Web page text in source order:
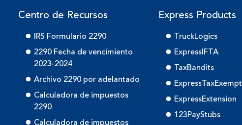
Centro de Recursos
IRS Formulario 2290
2290 Fecha de vencimiento
2023-2024
Archivo 2290 por adelantado
Calculadora de impuestos
2290
Calculadora de impuestos
Express Products
TruckLogics
ExpressIFTA
TaxBandits
ExpressTaxExempt
ExpressExtension
123PayStubs